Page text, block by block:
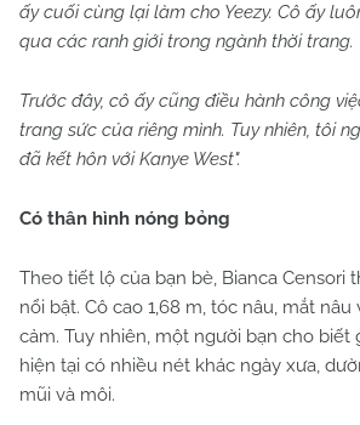
ấy cuối cùng lại làm cho Yeezy. Cô ấy
qua các ranh giới trong ngành thời trang.
Trước đây, cô ấy cũng điều hành công
trang sức của riêng mình. Tuy nhiên, tôi
đã kết hôn với Kanye West".
Có thân hình nóng bỏng
Theo tiết lộ của bạn bè, Bianca Censori
nổi bật. Cô cao 1,68 m, tóc nâu, mắt
cảm. Tuy nhiên, một người bạn cho biết
hiện tại có nhiều nét khác ngày xưa,
mũi và môi.